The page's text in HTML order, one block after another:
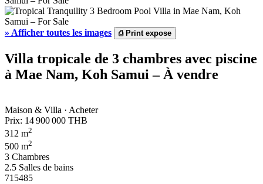
» Afficher toutes les images ⎙Print expose
Villa tropicale de 3 chambres avec piscine
à Mae Nam, Koh Samui – À vendre
Maison & Villa · Acheter
Prix: 14 900 000 THB
312 m2
500 m2
3 Chambres
2.5 Salles de bains
715485